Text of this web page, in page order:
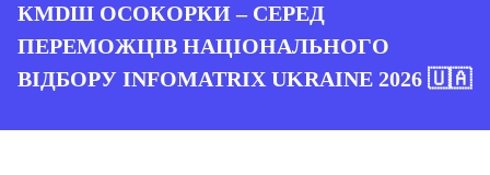
КМDШ ОСОКОРКИ – СЕРЕД
ПЕРЕМОЖЦІВ НАЦІОНАЛЬНОГО
ВІДБОРУ INFOMATRIX UKRAINE 2026 🇺🇦